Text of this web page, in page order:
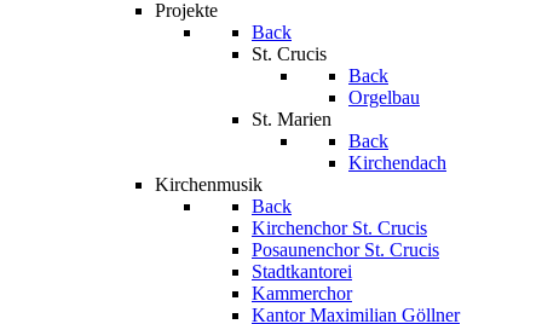
Projekte
Back
St. Crucis
Back
Orgelbau
St. Marien
Back
Kirchendach
Kirchenmusik
Back
Kirchenchor St. Crucis
Posaunenchor St. Crucis
Stadtkantorei
Kammerchor
Kantor Maximilian Göllner